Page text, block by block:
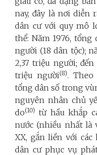
nay, đây là nơi diễn
dân cư với quy mô
thể: Năm 1976, tổng
người (18 dân tộc);
2,37 triệu người;
triệu người(8).
tổng dân số trong
nguyên nhân chủ
do(10) từ hầu khắp
nước (nhiều nhất là
XX, gắn liền với
dân cư phục vụ